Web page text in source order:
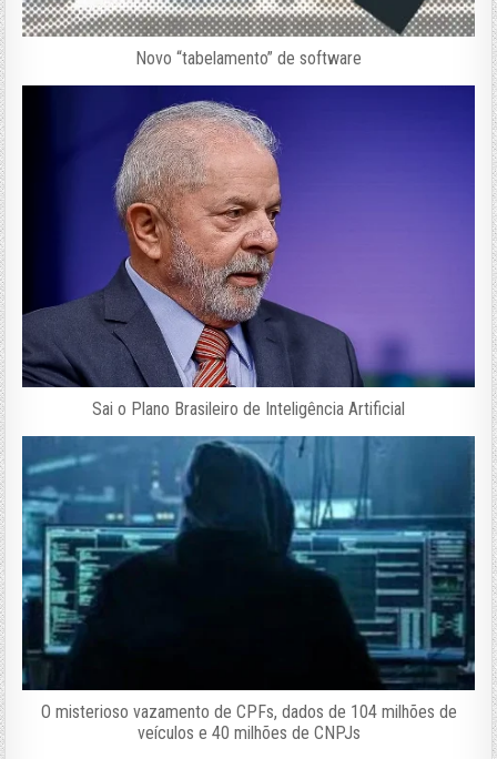
Novo “tabelamento” de software
Sai o Plano Brasileiro de Inteligência Artificial
O misterioso vazamento de CPFs, dados de 104 milhões de
veículos e 40 milhões de CNPJs